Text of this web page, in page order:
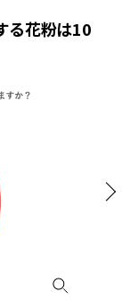
る花粉は10